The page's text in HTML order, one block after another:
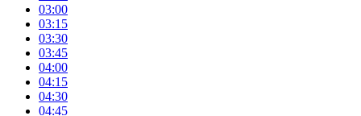
03:00
03:15
03:30
03:45
04:00
04:15
04:30
04:45